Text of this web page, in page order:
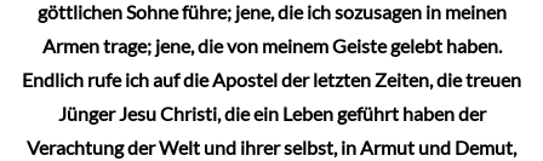
Produktseite
gewählt
werden
göttlichen Sohne führe; jene, die ich sozusagen in meinen
Armen trage; jene, die von meinem Geiste gelebt haben.
Endlich rufe ich auf die Apostel der letzten Zeiten, die treuen
Jünger Jesu Christi, die ein Leben geführt haben der
Verachtung der Welt und ihrer selbst, in Armut und Demut,